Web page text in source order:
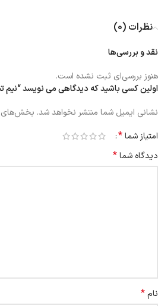
نظرات (0)
نقد و بررسی‌ها
هنوز بررسی‌ای ثبت نشده است.
اولین کسی باشید که دیدگاهی می نویسد “نیم تنه
نشانی ایمیل شما منتشر نخواهد شد. بخش‌های
امتیاز شما*
دیدگاه شما*
نام*